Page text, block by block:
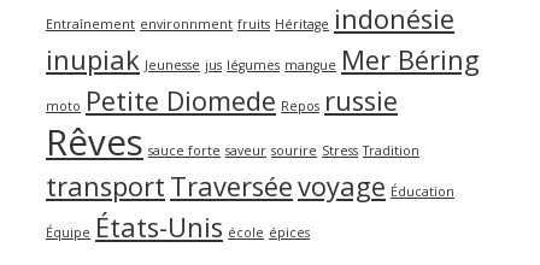
Entraînement environnment fruits Héritage indonésie
inupiak Jeunesse jus légumes mangue Mer Béring
moto Petite Diomede Repos russie
Rêves sauce forte saveur sourire Stress Tradition
transport Traverséevoyage Éducation
Équipe États-Unis école épices